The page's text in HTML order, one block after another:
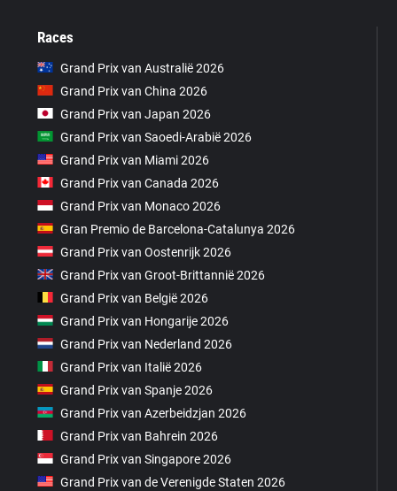
Races
Grand Prix van Australië 2026
Grand Prix van China 2026
Grand Prix van Japan 2026
Grand Prix van Saoedi-Arabië 2026
Grand Prix van Miami 2026
Grand Prix van Canada 2026
Grand Prix van Monaco 2026
Gran Premio de Barcelona-Catalunya 2026
Grand Prix van Oostenrijk 2026
Grand Prix van Groot-Brittannië 2026
Grand Prix van België 2026
Grand Prix van Hongarije 2026
Grand Prix van Nederland 2026
Grand Prix van Italië 2026
Grand Prix van Spanje 2026
Grand Prix van Azerbeidzjan 2026
Grand Prix van Bahrein 2026
Grand Prix van Singapore 2026
Grand Prix van de Verenigde Staten 2026